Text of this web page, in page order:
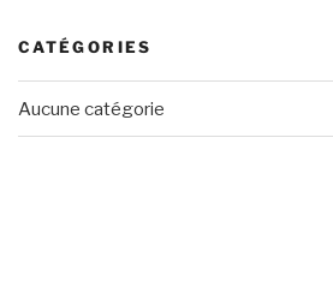
CATÉGORIES
Aucune catégorie